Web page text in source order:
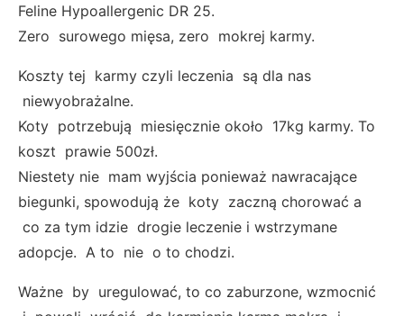
Feline Hypoallergenic DR 25.
Zero surowego mięsa, zero mokrej karmy.
Koszty tej karmy czyli leczenia są dla nas
niewyobrażalne.
Koty potrzebują miesięcznie około 17kg karmy. To
koszt prawie 500zł.
Niestety nie mam wyjścia ponieważ nawracające
biegunki, spowodują że koty zaczną chorować a
co za tym idzie drogie leczenie i wstrzymane
adopcje. A to nie o to chodzi.
Ważne by uregulować, to co zaburzone, wzmocnić